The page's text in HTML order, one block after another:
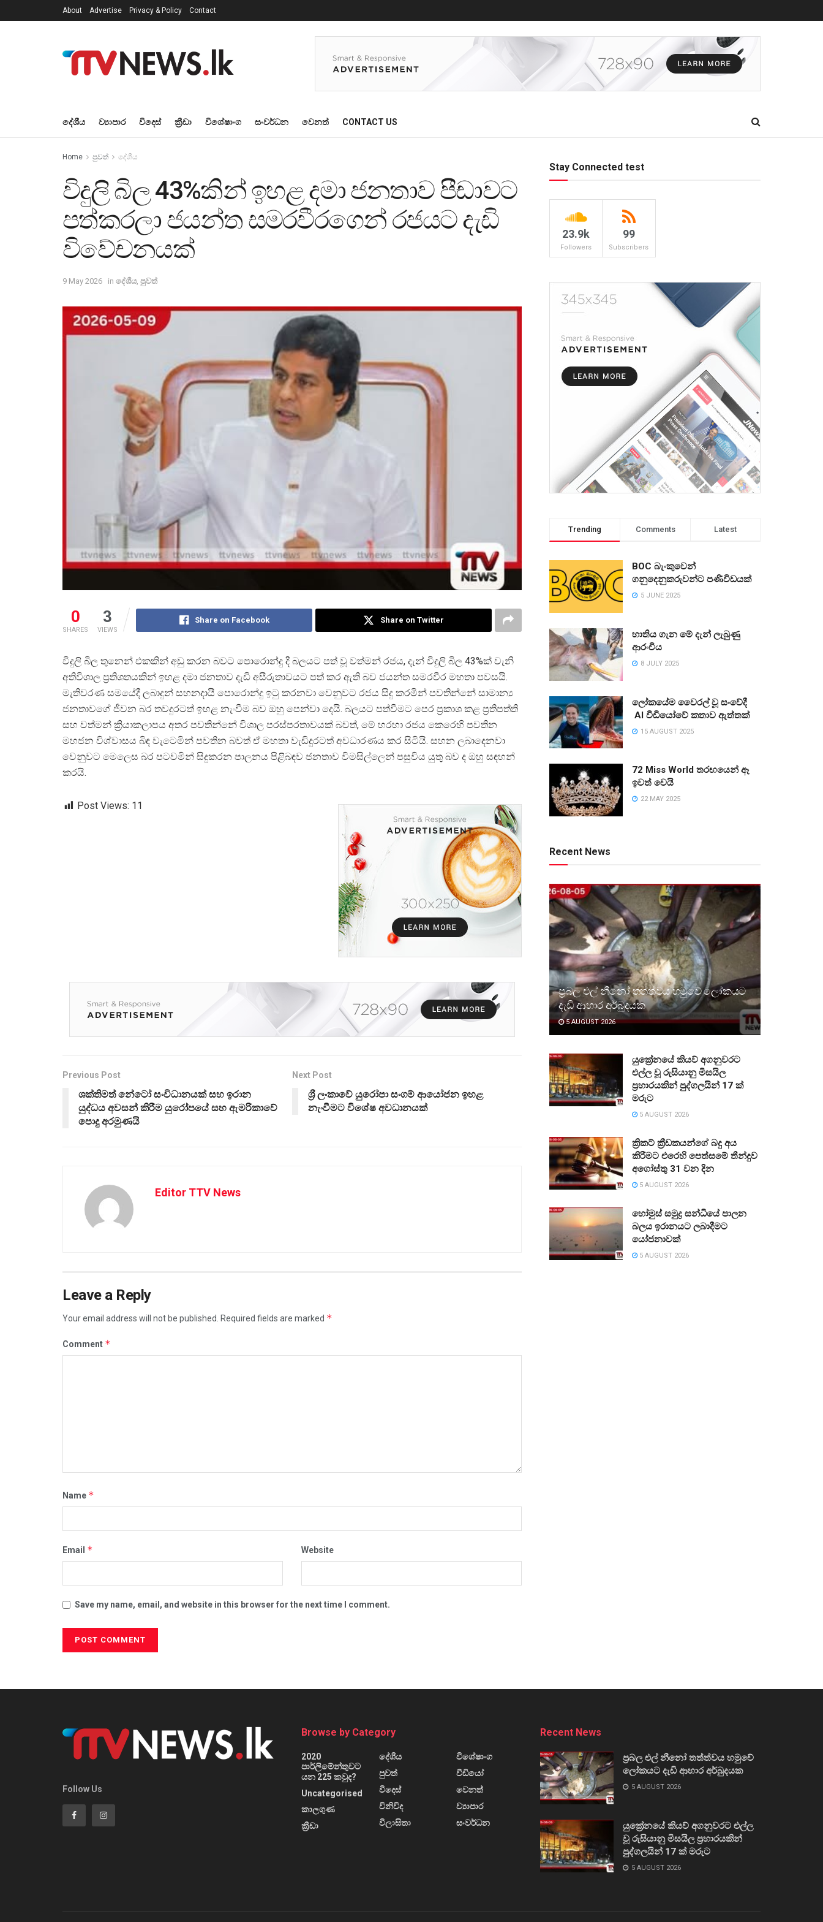
About Advertise Privacy & Policy Contact
දේශීය ව්‍යාපාර විදෙස් ක්‍රීඩා විශේෂාංග සංවර්ධන වෙනත් CONTACT US
Home පුවත් දේශීය
විදුලි බිල 43%කින් ඉහළ දමා ජනතාව පීඩාවට
පත්කරලා ජයන්ත සමරවීරගෙන් රජයට දැඩි
විවේචනයක්
9 May 2026 in දේශීය, පුවත්
0
SHARES
3
VIEWS
Share on Facebook Share on Twitter
විදුලි බිල තුනෙන් එකකින් අඩු කරන බවට පොරොන්දු දී බලයට පත් වූ වත්මන් රජය, දැන් විදුලි බිල 43%ක් වැනි
අතිවිශාල ප්රතිශතයකින් ඉහළ දමා ජනතාව දැඩි අසීරුතාවයට පත් කර ඇති බව ජයන්ත සමරවීර මහතා පවසයි.
මැතිවරණ සමයේදී ලබාදුන් සහනදායී පොරොන්දු ඉටු කරනවා වෙනුවට රජය සිදු කරමින් පවතින්නේ සාමාන්
ජනතාවගේ ජීවන බර තවදුරටත් ඉහළ නැංවීම බව ඔහු පෙන්වා දෙයි. බලයට පත්වීමට පෙර ප්රකාශ කළ ප්රතිපත්ති
සහ වත්මන් ක්රියාකලාපය අතර පවතින්නේ විශාල පරස්පරතාවයක් බවත්, මේ හරහා රජය කෙරෙහි පවතින
මහජන විශ්වාසය බිඳ වැටෙමින් පවතින බවත් ඒ මහතා වැඩිදුරටත් අවධාරණය කර සිටියි. සහන ලබාදෙනවා
වෙනුවට මෙලෙස බර පටවමින් සිදුකරන පාලනය පිළිබඳව ජනතාව විමසිල්ලෙන් පසුවිය යුතු බව ද ඔහු සඳහන්
කරයි.
Post Views: 11
Previous Post
ශක්තිමත් නේටෝ සංවිධානයක් සහ ඉරාන
යුද්ධය අවසන් කිරීම යුරෝපයේ සහ ඇමරිකාවේ
පොදු අරමුණයි
Next Post
ශ්‍රී ලංකාවේ යුරෝපා සංගම් ආයෝජන ඉහළ
නැංවීමට විශේෂ අවධානයක්
Editor TTV News
Leave a Reply
Your email address will not be published. Required fields are marked *
Comment *
Name *
Email * Website
Save my name, email, and website in this browser for the next time I comment.
Stay Connected test
23.9k
Followers
99
Subscribers
Trending Comments Latest
BOC බැංකුවෙන්
ගනුදෙනුකරුවන්ට පණිවිඩයක්
5 JUNE 2025
භාතිය ගැන මේ දැන් ලැබුණු
ආරංචිය
8 JULY 2025
ලෝකයේම වෛරල් වූ සංවේදී
AI වීඩියෝවේ කතාව ඇත්තක්
15 AUGUST 2025
72 Miss World තරඟයෙන් ඈ
ඉවත් වෙයි
22 MAY 2025
Recent News
ප්‍රබල එල් නීනෝ තත්ත්වය හමුවේ ලෝකයට
දැඩි ආහාර අර්බුදයක
5 AUGUST 2026
යුක්‍රේනයේ කියව් අගනුවරට
එල්ල වූ රුසියානු මිසයිල
ප්‍රහාරයකින් පුද්ගලයින් 17 ක්
මරුට
5 AUGUST 2026
ක්‍රිකට් ක්‍රීඩකයන්ගේ බදු අය
කිරීමට එරෙහි පෙත්සමේ තීන්දුව
අගෝස්තු 31 වන දින
5 AUGUST 2026
හෝමුස් සමුද්‍ර සන්ධියේ පාලන
බලය ඉරානයට ලබාදීමට
යෝජනාවක්
5 AUGUST 2026
Follow Us
Browse by Category
2020
පාර්ලිමේන්තුවට
යන 225 කවුද?
Uncategorised
කාලගුණ
ක්‍රීඩා
දේශීය
පුවත්
විදෙස්
විනිවිද
විලාසිතා
විශේෂාංග
වීඩියෝ
වෙනත්
ව්‍යාපාර
සංවර්ධන
Recent News
ප්‍රබල එල් නීනෝ තත්ත්වය හමුවේ
ලෝකයට දැඩි ආහාර අර්බුදයක
5 AUGUST 2026
යුක්‍රේනයේ කියව් අගනුවරට එල්ල
වූ රුසියානු මිසයිල ප්‍රහාරයකින්
පුද්ගලයින් 17 ක් මරුට
5 AUGUST 2026